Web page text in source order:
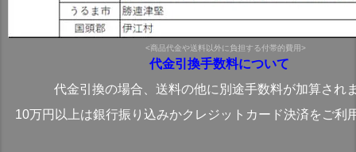
<商品代金や送料以外に負担する付帯的費用>
代金引換手数料について
代金引換の場合、送料の他に別途手数料が加算され
10万円以上は銀行振り込みかクレジットカード決済をご利